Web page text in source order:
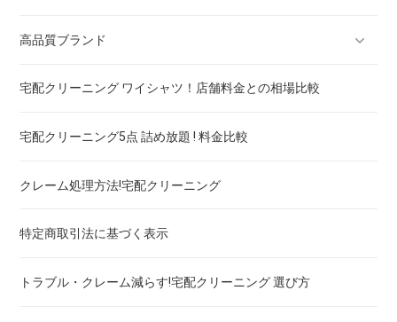
高品質ブランド
ブランドスーツ！宅配クリーニング 高品質 料金 比較
ブランドコート！宅配クリーニング 高品質 料金 比較
ブランドワンピース！宅配クリーニング 高品質 料金 比較
スカート・パンツ
セーター・カーディガン
宅配クリーニング ワイシャツ！店舗料金との相場比較
宅配クリーニング5点 詰め放題 ! 料金比較
クレーム処理方法!宅配クリーニング
特定商取引法に基づく表示
トラブル・クレーム減らす!宅配クリーニング 選び方